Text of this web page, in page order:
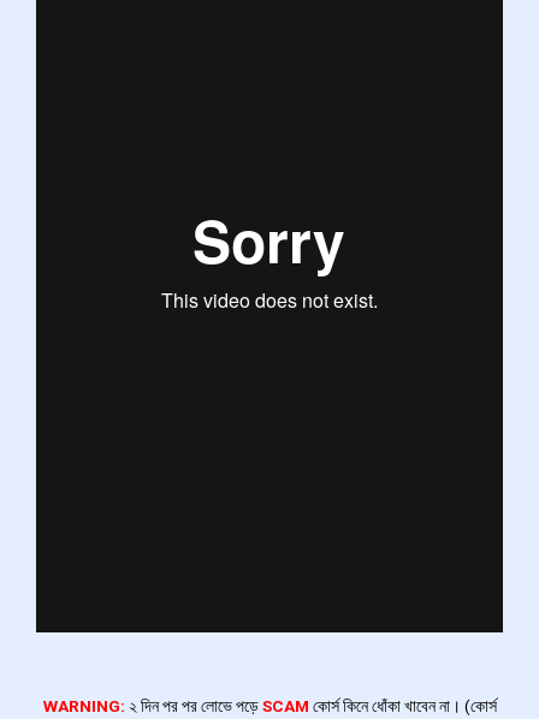
WARNING: ২ দিন পর পর লোভে পড়েSCAM কোর্স কিনে ধোঁকা খাবেন না। (কোর্স